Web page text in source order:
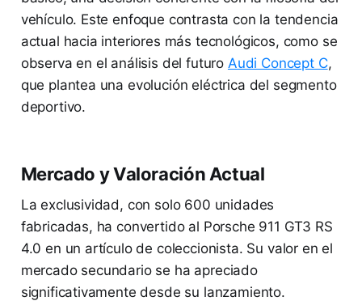
vehículo. Este enfoque contrasta con la tendencia
actual hacia interiores más tecnológicos, como se
observa en el análisis del futuro Audi Concept C,
que plantea una evolución eléctrica del segmento
deportivo.
Mercado y Valoración Actual
La exclusividad, con solo 600 unidades
fabricadas, ha convertido al Porsche 911 GT3 RS
4.0 en un artículo de coleccionista. Su valor en el
mercado secundario se ha apreciado
significativamente desde su lanzamiento.